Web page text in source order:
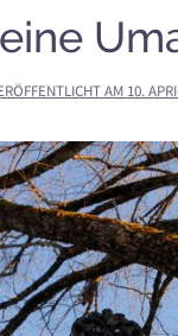
eine
AM 10.